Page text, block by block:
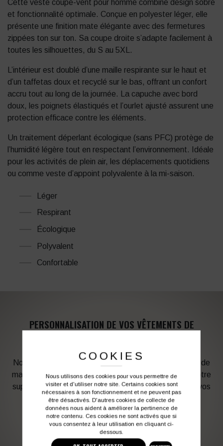
Cette veste coupe-vent pour homme combine design sobre
et fonctionnalité optimale. Conçue en polyester léger, elle
présente une finition mate élégante avec des fermetures
zippées ton sur ton. Sa coupe droite s’adapte facilement à
toutes les silhouettes, du S au 5XL.
L’intérieur est doublé d’une maille respirante sur le haut et
d’un taffetas doux et recyclé sur le bas, offrant un confort
accru tout au long de la journée. La capuche avec bord
doux, les poignets élastiqués et l’ourlet ajusté assurent une
protection efficace contre les éléments.
Un traitement déperlant écologique (sans PFC) protège de
l’humidité légère tout en respectant l’environnement. Idéale
pour les activités de plein air, les déplacements quotidiens
ou comme veste d’appoint polyvalente à la mi-saison.
Léger
Respirant
Écologique
Polyvalent
Confortable
PERSONNALISATION DE VOS VÊTEMENTS DE
Notre graphiste connait les produits et les techniques de
marquage. Elle sera à votre service afin d’optimiser votre
support en fonction des contraintes techniques et de vos
besoins d’image. Profitez de son expérience !
Vous souhaitez avoir plus d’informations ?
COOKIES
Nous utilisons des cookies pour vous permettre de
visiter et d'utiliser notre site. Certains cookies sont
nécessaires à son fonctionnement et ne peuvent pas
être désactivés. D'autres cookies de collecte de
données nous aident à améliorer la pertinence de
notre contenu. Ces cookies ne sont activés que si
vous consentez à leur utilisation en cliquant ci-
dessous.